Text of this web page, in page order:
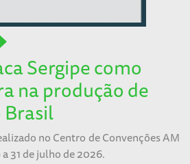
Sergipe como
na produção de
Brasil
no Centro de Convenções AM
31 de julho de 2026.